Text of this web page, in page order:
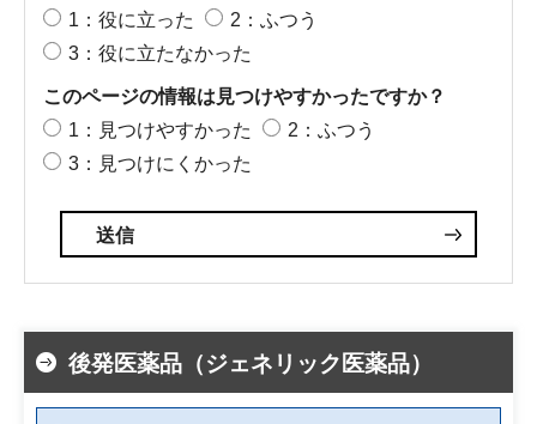
1：役に立った
2：ふつう
3：役に立たなかった
このページの情報は見つけやすかったですか？
1：見つけやすかった
2：ふつう
3：見つけにくかった
後発医薬品（ジェネリック医薬品）